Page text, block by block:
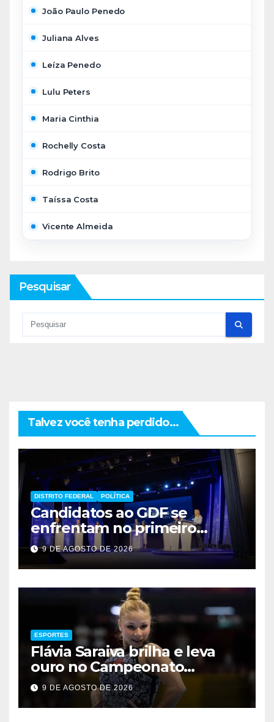
João Paulo Penedo
Juliana Alves
Leíza Penedo
Lulu Peters
Maria Cinthia
Rochelly Costa
Rodrigo Brito
Taíssa Costa
Vicente Almeida
Pesquisar
Talvez você tenha perdido...
DISTRITO FEDERAL POLÍTICA
Candidatos ao GDF se
enfrentam no primeiro
debate de 2026
9 DE AGOSTO DE 2026
ESPORTES
Flávia Saraiva brilha e leva
ouro no Campeonato
Brasileiro de Ginástica
9 DE AGOSTO DE 2026